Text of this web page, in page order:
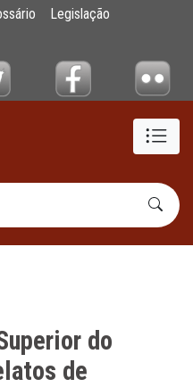
do MPPE
Legislação
do
de